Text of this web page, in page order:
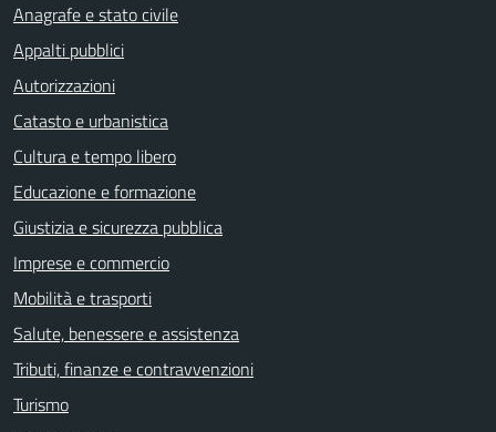
Anagrafe e stato civile
Appalti pubblici
Autorizzazioni
Catasto e urbanistica
Cultura e tempo libero
Educazione e formazione
Giustizia e sicurezza pubblica
Imprese e commercio
Mobilità e trasporti
Salute, benessere e assistenza
Tributi, finanze e contravvenzioni
Turismo